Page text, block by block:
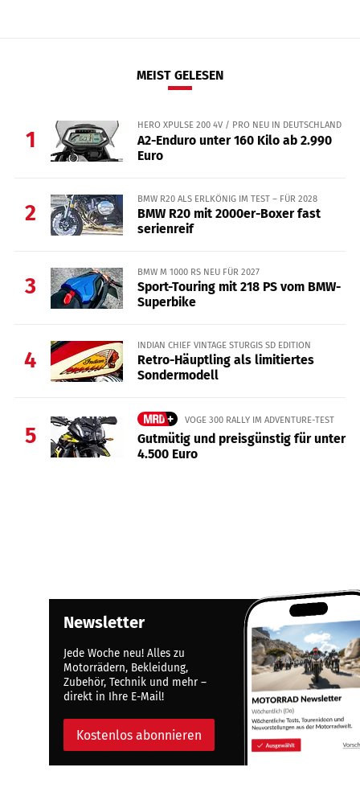
MEIST GELESEN
1
HERO XPULSE 200 4V / PRO NEU IN DEUTSCHLAND
A2-Enduro unter 160 Kilo ab 2.990
Euro
2
BMW R20 ALS ERLKÖNIG IM TEST – FÜR 2028
BMW R20 mit 2000er-Boxer fast
serienreif
3
BMW M 1000 RS NEU FÜR 2027
Sport-Touring mit 218 PS vom BMW-
Superbike
4
INDIAN CHIEF VINTAGE STURGIS SD EDITION
Retro-Häuptling als limitiertes
Sondermodell
5
VOGE 300 RALLY IM ADVENTURE-TEST
Gutmütig und preisgünstig für unter
4.500 Euro
Newsletter
Jede Woche neu! Alles zu
Motorrädern, Bekleidung,
Zubehör, Technik und mehr –
direkt in Ihre E-Mail!
Kostenlos abonnieren